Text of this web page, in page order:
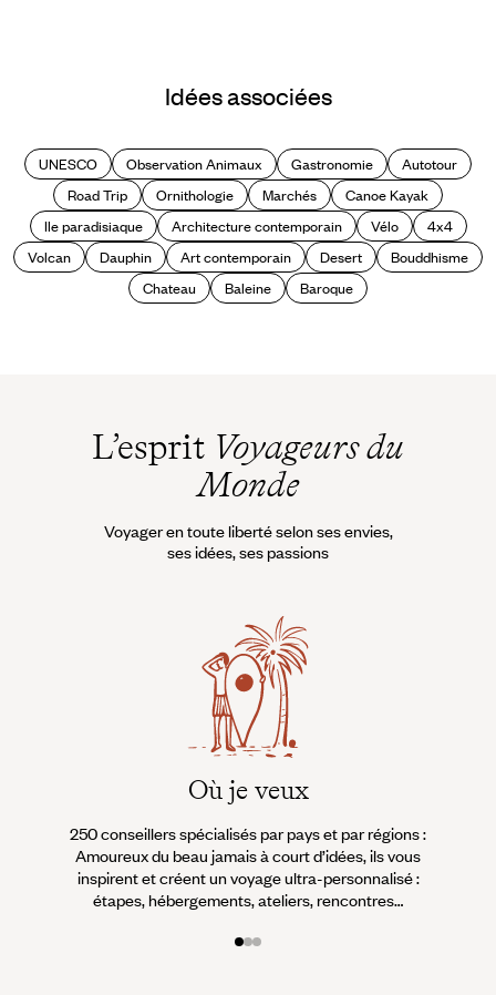
Idées associées
UNESCO Observation Animaux Gastronomie
Autotour
Road Trip
Ornithologie Marchés
Canoe Kayak
Ile paradisiaque
Architecture contemporain Vélo
4x4
Volcan
Dauphin Art contemporain Desert
Bouddhisme
Chateau
Baleine Baroque
L’esprit Voyageurs du
Monde
Voyager en toute liberté selon ses envies,
ses idées, ses passions
Où je veux
250 conseillers spécialisés par pays et par régions :
Amoureux du beau jamais à court d’idées, ils vous
inspirent et créent un voyage ultra-personnalisé :
étapes, hébergements, ateliers, rencontres…